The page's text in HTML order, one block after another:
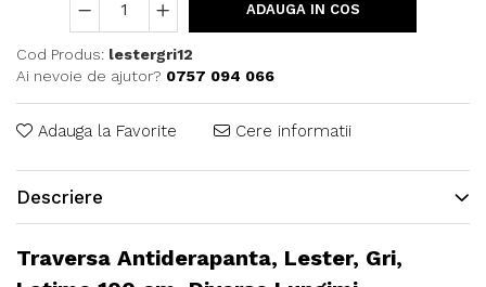
ADAUGA IN COS
Cod Produs: lestergri12
Ai nevoie de ajutor? 0757 094 066
Adauga la Favorite Cere informatii
Descriere
Traversa Antiderapanta, Lester, Gri,